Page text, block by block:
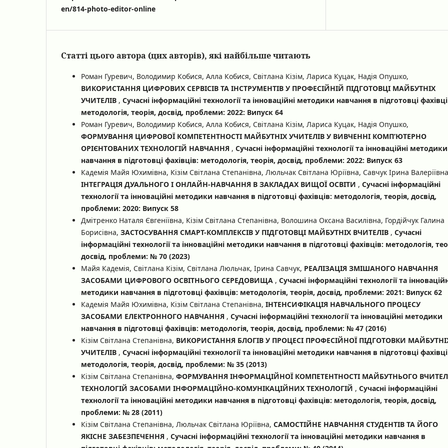
en/814-photo-editor-online
Статті цього автора (цих авторів), які найбільше читають
Роман Гуревич, Володимир Кобися, Алла Кобися, Світлана Кізім, Лариса Куцак, Надія Опушко,
ВИКОРИСТАННЯ ЦИФРОВИХ СЕРВІСІВ ТА ІНСТРУМЕНТІВ У ПРОФЕСІЙНІЙ ПІДГОТОВЦІ МАЙБУТНІХ
УЧИТЕЛІВ , Сучасні інформаційні технології та інноваційні методики навчання в підготовці
методологія, теорія, досвід, проблеми: 2022: Випуск 64
Роман Гуревич, Володимир Кобися, Алла Кобися, Світлана Кізім, Лариса Куцак, Надія Опушко,
ФОРМУВАННЯ ЦИФРОВОЇ КОМПЕТЕНТНОСТІ МАЙБУТНІХ УЧИТЕЛІВ У ВИВЧЕННІ КОМП’ЮТЕРНО
ОРІЄНТОВАНИХ ТЕХНОЛОГІЙ НАВЧАННЯ , Сучасні інформаційні технології та інноваційні методики
навчання в підготовці фахівців: методологія, теорія, досвід, проблеми: 2022: Випуск 63
Кадемія Майя Юхимівна, Кізім Світлана Степанівна, Люльчак Світлана Юріївна, Савчук Ірина
ІНТЕГРАЦІЯ ДУАЛЬНОГО І ОНЛАЙН-НАВЧАННЯ В ЗАКЛАДАХ ВИЩОЇ ОСВІТИ , Сучасні інформаційні
технології та інноваційні методики навчання в підготовці фахівців: методологія, теорія, досвід,
проблеми: 2020: Випуск 58
Дмітренко Наталя Євгеніївна, Кізім Світлана Степанівна, Волошина Оксана Василівна, Гордійчук Галина
Борисівна, ЗАСТОСУВАННЯ СМАРТ-КОМПЛЕКСІВ У ПІДГОТОВЦІ МАЙБУТНІХ ВЧИТЕЛІВ , Сучасні
інформаційні технології та інноваційні методики навчання в підготовці фахівців: методологія,
досвід, проблеми: № 70 (2023)
Майя Кадемія, Світлана Кізім, Світлана Люльчак, Ірина Савчук, РЕАЛІЗАЦІЯ ЗМІШАНОГО НАВЧАННЯ
ЗАСОБАМИ ЦИФРОВОГО ОСВІТНЬОГО СЕРЕДОВИЩА , Сучасні інформаційні технології та
методики навчання в підготовці фахівців: методологія, теорія, досвід, проблеми: 2021: Випуск 62
Кадемія Майя Юхимівна, Кізім Світлана Степанівна, ІНТЕНСИФІКАЦІЯ НАВЧАЛЬНОГО ПРОЦЕСУ
ЗАСОБАМИ ЕЛЕКТРОННОГО НАВЧАННЯ , Сучасні інформаційні технології та інноваційні методики
навчання в підготовці фахівців: методологія, теорія, досвід, проблеми: № 47 (2016)
Кізім Світлана Степанівна, ВИКОРИСТАННЯ БЛОГІВ У ПРОЦЕСІ ПРОФЕСІЙНОЇ ПІДГОТОВКИ
УЧИТЕЛІВ , Сучасні інформаційні технології та інноваційні методики навчання в підготовці
методологія, теорія, досвід, проблеми: № 35 (2013)
Кізім Світлана Степанівна, ФОРМУВАННЯ ІНФОРМАЦІЙНОЇ КОМПЕТЕНТНОСТІ МАЙБУТНЬОГО
ТЕХНОЛОГІЙ ЗАСОБАМИ ІНФОРМАЦІЙНО-КОМУНІКАЦІЙНИХ ТЕХНОЛОГІЙ , Сучасні інформаційні
технології та інноваційні методики навчання в підготовці фахівців: методологія, теорія, досвід,
проблеми: № 28 (2011)
Кізім Світлана Степанівна, Люльчак Світлана Юріївна, САМОСТІЙНЕ НАВЧАННЯ СТУДЕНТІВ ТА ЙОГО
ЯКІСНЕ ЗАБЕЗПЕЧЕННЯ , Сучасні інформаційні технології та інноваційні методики навчання в